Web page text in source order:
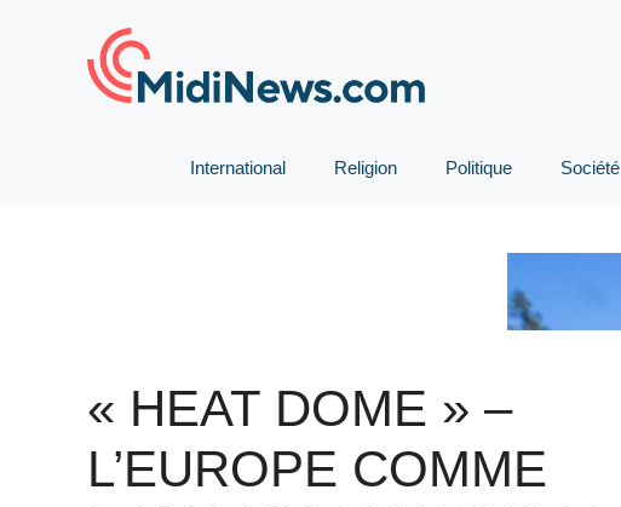
International Religion Politique Société
« HEAT DOME » –
L’EUROPE COMME